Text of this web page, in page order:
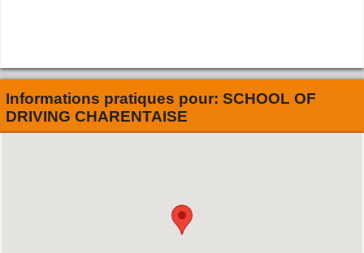
Informations pratiques pour: SCHOOL OF
DRIVING CHARENTAISE